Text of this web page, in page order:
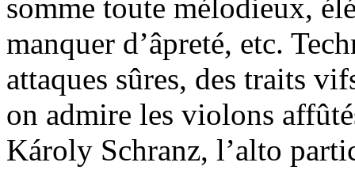
somme toute mélodieux,
manquer d’âpreté, etc.
attaques sûres, des traits
on admire les violons
Károly Schranz, l’alto